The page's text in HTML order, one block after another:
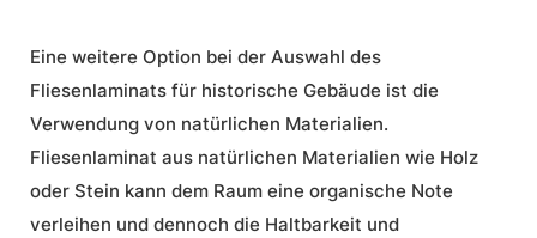
Eine weitere Option bei der Auswahl des
Fliesenlaminats für historische Gebäude ist die
Verwendung von natürlichen Materialien.
Fliesenlaminat aus natürlichen Materialien wie Holz
oder Stein kann dem Raum eine organische Note
verleihen und dennoch die Haltbarkeit und